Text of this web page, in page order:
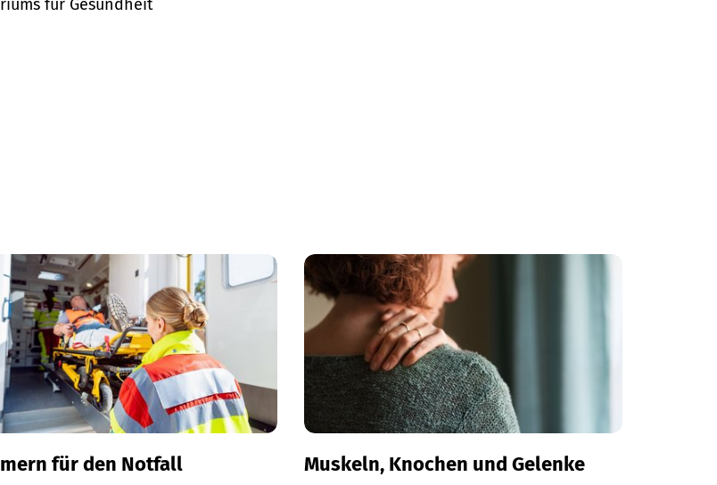
für Gesundheit
für den Notfall Muskeln, Knochen und Gelenke